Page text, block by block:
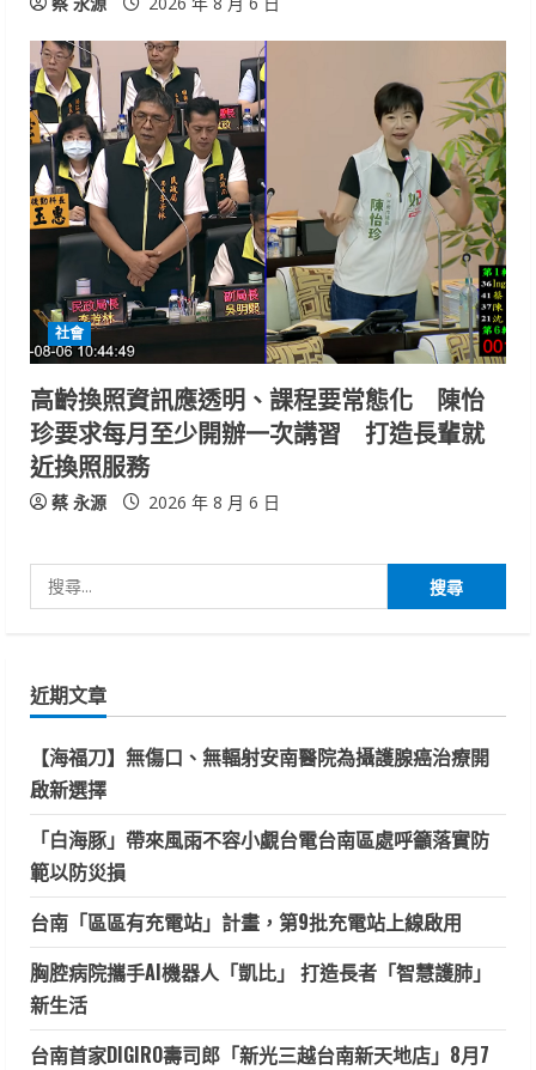
社會
高齡換照資訊應透明、課程要常態化 陳怡
珍要求每月至少開辦一次講習 打造長輩就
近換照服務
蔡 永源 2026 年 8 月 6 日
尋
字:
近期文章
【海福刀】無傷口、無輻射安南醫院為攝護腺癌治療開
啟新選擇
「白海豚」帶來風雨不容小覷台電台南區處呼籲落實防
範以防災損
台南「區區有充電站」計畫，第9批充電站上線啟用
胸腔病院攜手AI機器人「凱比」 打造長者「智慧護肺」
新生活
台南首家DIGIRO壽司郎「新光三越台南新天地店」8月7